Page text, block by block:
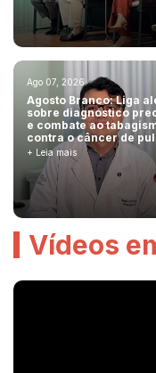
Ago 07, 2026
Agosto Branco: Liga
sobre diagnóstico
e combate ao
contra o câncer de
+ Leia mais
Vídeos